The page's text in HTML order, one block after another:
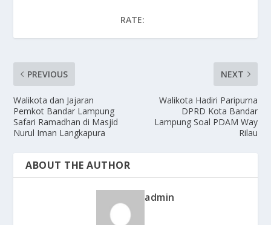
RATE:
PREVIOUS
Walikota dan Jajaran
Pemkot Bandar Lampung
Safari Ramadhan di Masjid
Nurul Iman Langkapura
NEXT
Walikota Hadiri Paripurna
DPRD Kota Bandar
Lampung Soal PDAM Way
Rilau
ABOUT THE AUTHOR
admin